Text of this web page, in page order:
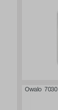
Owalo 7030